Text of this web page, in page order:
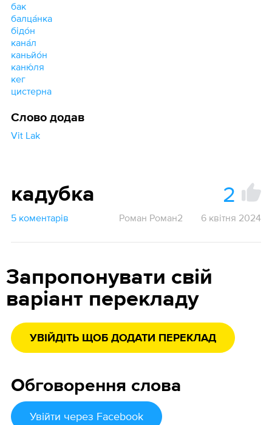
бак
балца́нка
бідо́н
кана́л
каньйо́н
каню́ля
кег
цистерна
Слово додав
Vit Lak
кадубка 2
5 коментарів Роман Роман2 6 квітня 2024
Запропонувати свій
варіант перекладу
УВІЙДІТЬ ЩОБ ДОДАТИ ПЕРЕКЛАД
Обговорення слова
Увійти через Facebook